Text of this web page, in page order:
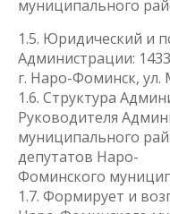
муниципального
1.5. Юридический и
Администрации:
г. Наро-Фоминск,
1.6. Структура
Руководителя
муниципального
депутатов Наро-
Фоминского
1.7. Формирует и